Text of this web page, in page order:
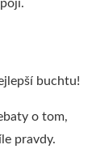
buchtu!
o tom,
pravdy.